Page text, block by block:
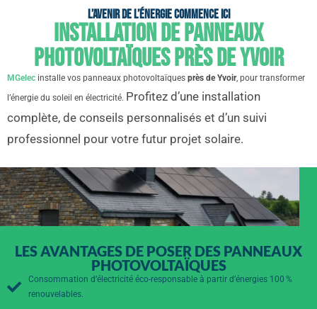
L’avenir de l’énergie commence ici
Installation de panneaux
photovoltaïques près de Yvoir
MGelec installe vos panneaux photovoltaïques près de Yvoir, pour transformer
l’énergie du soleil en électricité. Profitez d’une installation
complète, de conseils personnalisés et d’un suivi
professionnel pour votre futur projet solaire.
LES AVANTAGES DE POSER DES PANNEAUX
PHOTOVOLTAÏQUES
Consommation d’électricité éco-responsable à partir d’énergies 100 %
renouvelables.